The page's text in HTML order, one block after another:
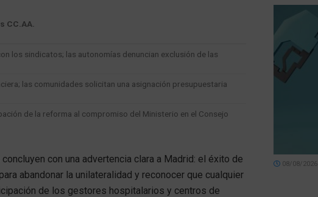
CC.AA.
los sindicatos; las autonomías denuncian exclusión de las
las comunidades solicitan una asignación presupuestaria
de la reforma al compromiso del Ministerio en el Consejo
con una advertencia clara a Madrid: el éxito de
abandonar la unilateralidad y reconocer que cualquier
de los gestores hospitalarios y centros de
08/08/2026